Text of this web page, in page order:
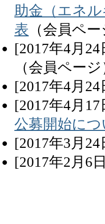
助金（エネ
表 （会員ペー
[2017年4月 24
（会員ページ
[2017年4月 24
[2017年4月 17
公募開始につ
[2017年3月 24
[2017年2 月 6